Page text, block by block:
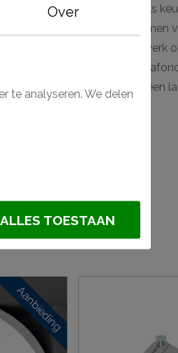
deze zijn afgewerkt, als
gemakkelijk af met de lijmen
vaak in het volledige stucwerk
zijn de Nomastyl Pure
binnen te behandelen met een
Aanbieding
Over
te analyseren. We delen
ALLES TOESTAAN